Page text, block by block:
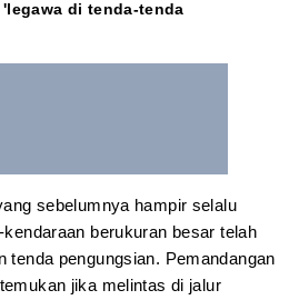
di tenda-tenda
sebelumnya hampir selalu
berukuran besar telah
tenda pengungsian. Pemandangan
jika melintas di jalur